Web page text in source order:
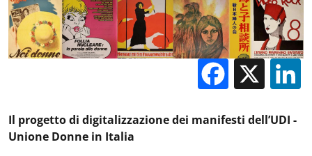
X
Il progetto di digitalizzazione dei manifesti dell’UDI -
Unione Donne in Italia